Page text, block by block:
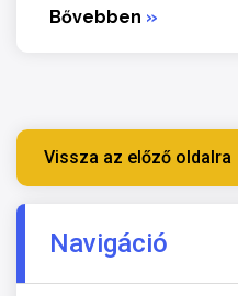
Bővebben »
Vissza az előző oldalra
Navigáció